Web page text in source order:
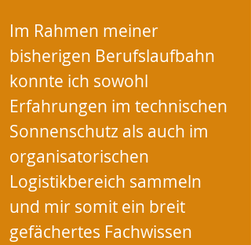
Im Rahmen meiner
bisherigen Berufslaufbahn
konnte ich sowohl
Erfahrungen im technischen
Sonnenschutz als auch im
organisatorischen
Logistikbereich sammeln
und mir somit ein breit
gefächertes Fachwissen